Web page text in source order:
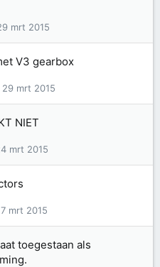
mrt 2015
V3 gearbox
29 mrt 2015
NIET
mrt 2015
mrt 2015
toegestaan als